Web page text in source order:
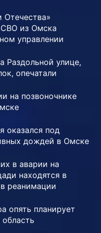
СВО из Омска
управлении
Раздольной улице,
опечатали
на позвоночнике
оказался под
дождей в Омске
в аварии на
находятся в
реанимации
опять планирует